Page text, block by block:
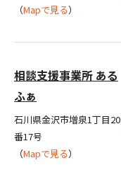
（Mapで見る）
相談支援事業所 ある
ふぁ
石川県金沢市増泉1丁目20
番17号
（Mapで見る）